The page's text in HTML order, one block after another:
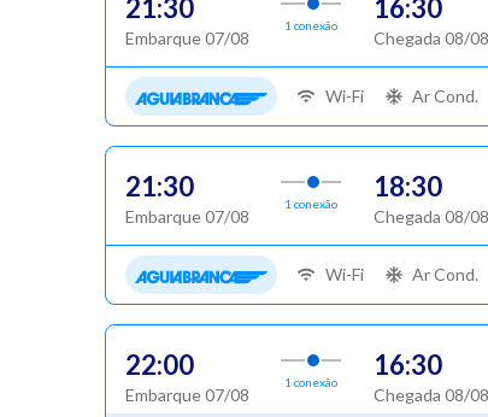
21:30
Embarque 07/08
1 conexão
16:30
Chegada 08/08
Wi-Fi Ar Cond.
21:30
Embarque 07/08
1 conexão
18:30
Chegada 08/08
Wi-Fi Ar Cond.
22:00
Embarque 07/08
1 conexão
16:30
Chegada 08/08